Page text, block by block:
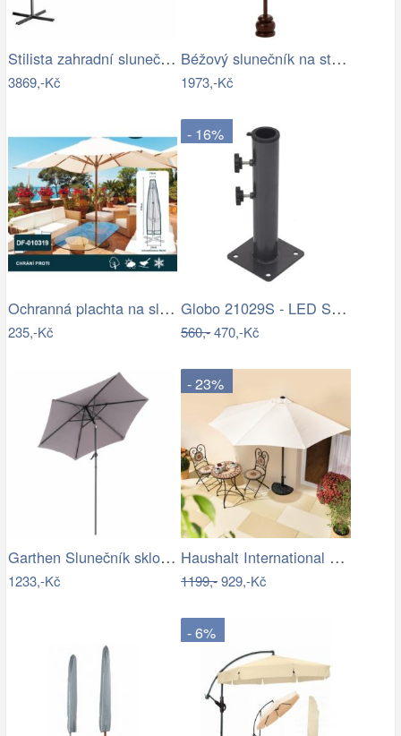
Stilista zahradní slunečník 350 cm…
3869,-Kč
Béžový slunečník na stůl s třásněmi a…
1973,-Kč
Ochranná plachta na slunečník 200-300 cm
235,-Kč
- 16%
Globo 21029S - LED Stm. nab. dot.…
560,-470,-Kč
Garthen Slunečník sklopný s kličkou,…
1233,-Kč
- 23%
Haushalt International Slunečník…
1199,-929,-Kč
- 6%